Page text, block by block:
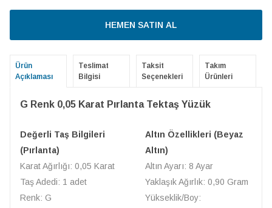
HEMEN SATIN AL
Ürün
Açıklaması
Teslimat
Bilgisi
Taksit
Seçenekleri
Takım
Ürünleri
G Renk 0,05 Karat Pırlanta Tektaş Yüzük
Değerli Taş Bilgileri
(Pırlanta)
Karat Ağırlığı: 0,05 Karat
Taş Adedi: 1 adet
Renk: G
Altın Özellikleri (Beyaz
Altın)
Altın Ayarı: 8 Ayar
Yaklaşık Ağırlık: 0,90 Gram
Yükseklik/Boy: